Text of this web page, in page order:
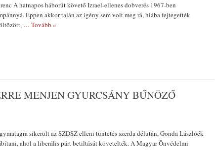
A hatnapos háborút követő Izrael-ellenes dobverés 1967-ben
Éppen akkor talán az igény sem volt meg rá, hiába fejtegették
… Tovább »
MENJEN GYURCSÁNY BŰNÖZŐ
sikerült az SZDSZ elleni tüntetés szerda délután, Gonda Lászlóék
ahol a liberális párt betiltását követelték. A Magyar Önvédelmi